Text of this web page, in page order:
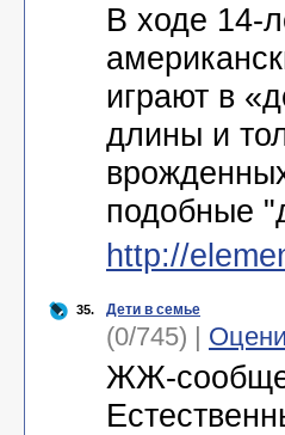
В ходе 14-
играют в
длины и
подобные
http://
35. Дети в семье
(0/745) |
ЖЖ-